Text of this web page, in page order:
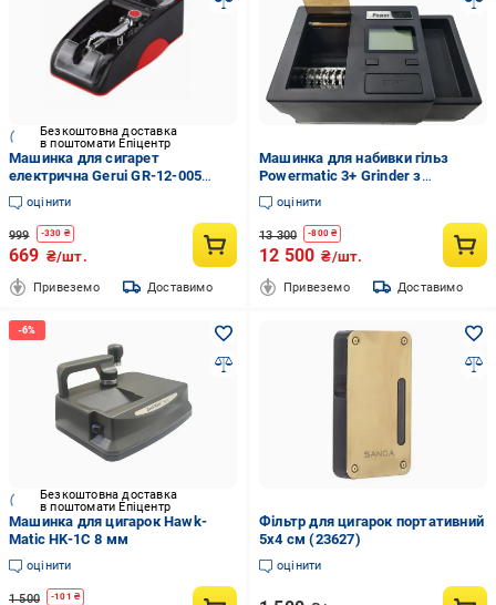
Безкоштовна доставка
в поштомати Епіцентр
Машинка для сигарет
електрична Gerui GR-12-005
ручна набивка Червоний
(25170433)
оцінити
999 -330 ₴
669 ₴/шт.
Привеземо Доставимо
Машинка для набивки гільз
Powermatic 3+ Grinder з
подрібнювачем (29077673)
оцінити
13 300 -800₴
12 500 ₴/шт.
Привеземо Доставимо
Безкоштовна доставка
в поштомати Епіцентр
Машинка для цигарок Hawk-
Matic HK-1C 8 мм
оцінити
1 500 -101 ₴
Фільтр для цигарок портативний
5х4 см (23627)
оцінити